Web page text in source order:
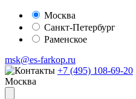
Москва
Санкт-Петербург
Раменское
msk@es-farkop.ru
+7 (495) 108-69-20
Москва